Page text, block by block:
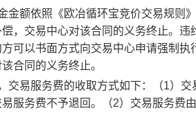
金额依照《欧冶循环宝竞价交易规则
，交易中心对该合同的义务终止。
可以书面方式向交易中心申请强制
合同的义务终止。
交易服务费的收取方式如下：（1）
服务费不予退回。（2）交易服务费